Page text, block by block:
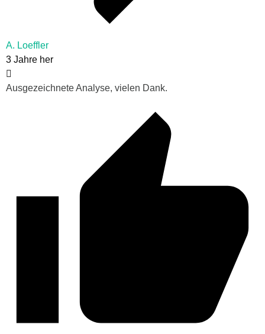
A. Loeffler
3 Jahre her
Ausgezeichnete Analyse, vielen Dank.